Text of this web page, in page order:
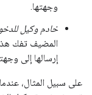
وجهتها.
خادم وكيل
المضيف تفك هذه
إرسالها إلى
على سبيل المثال،